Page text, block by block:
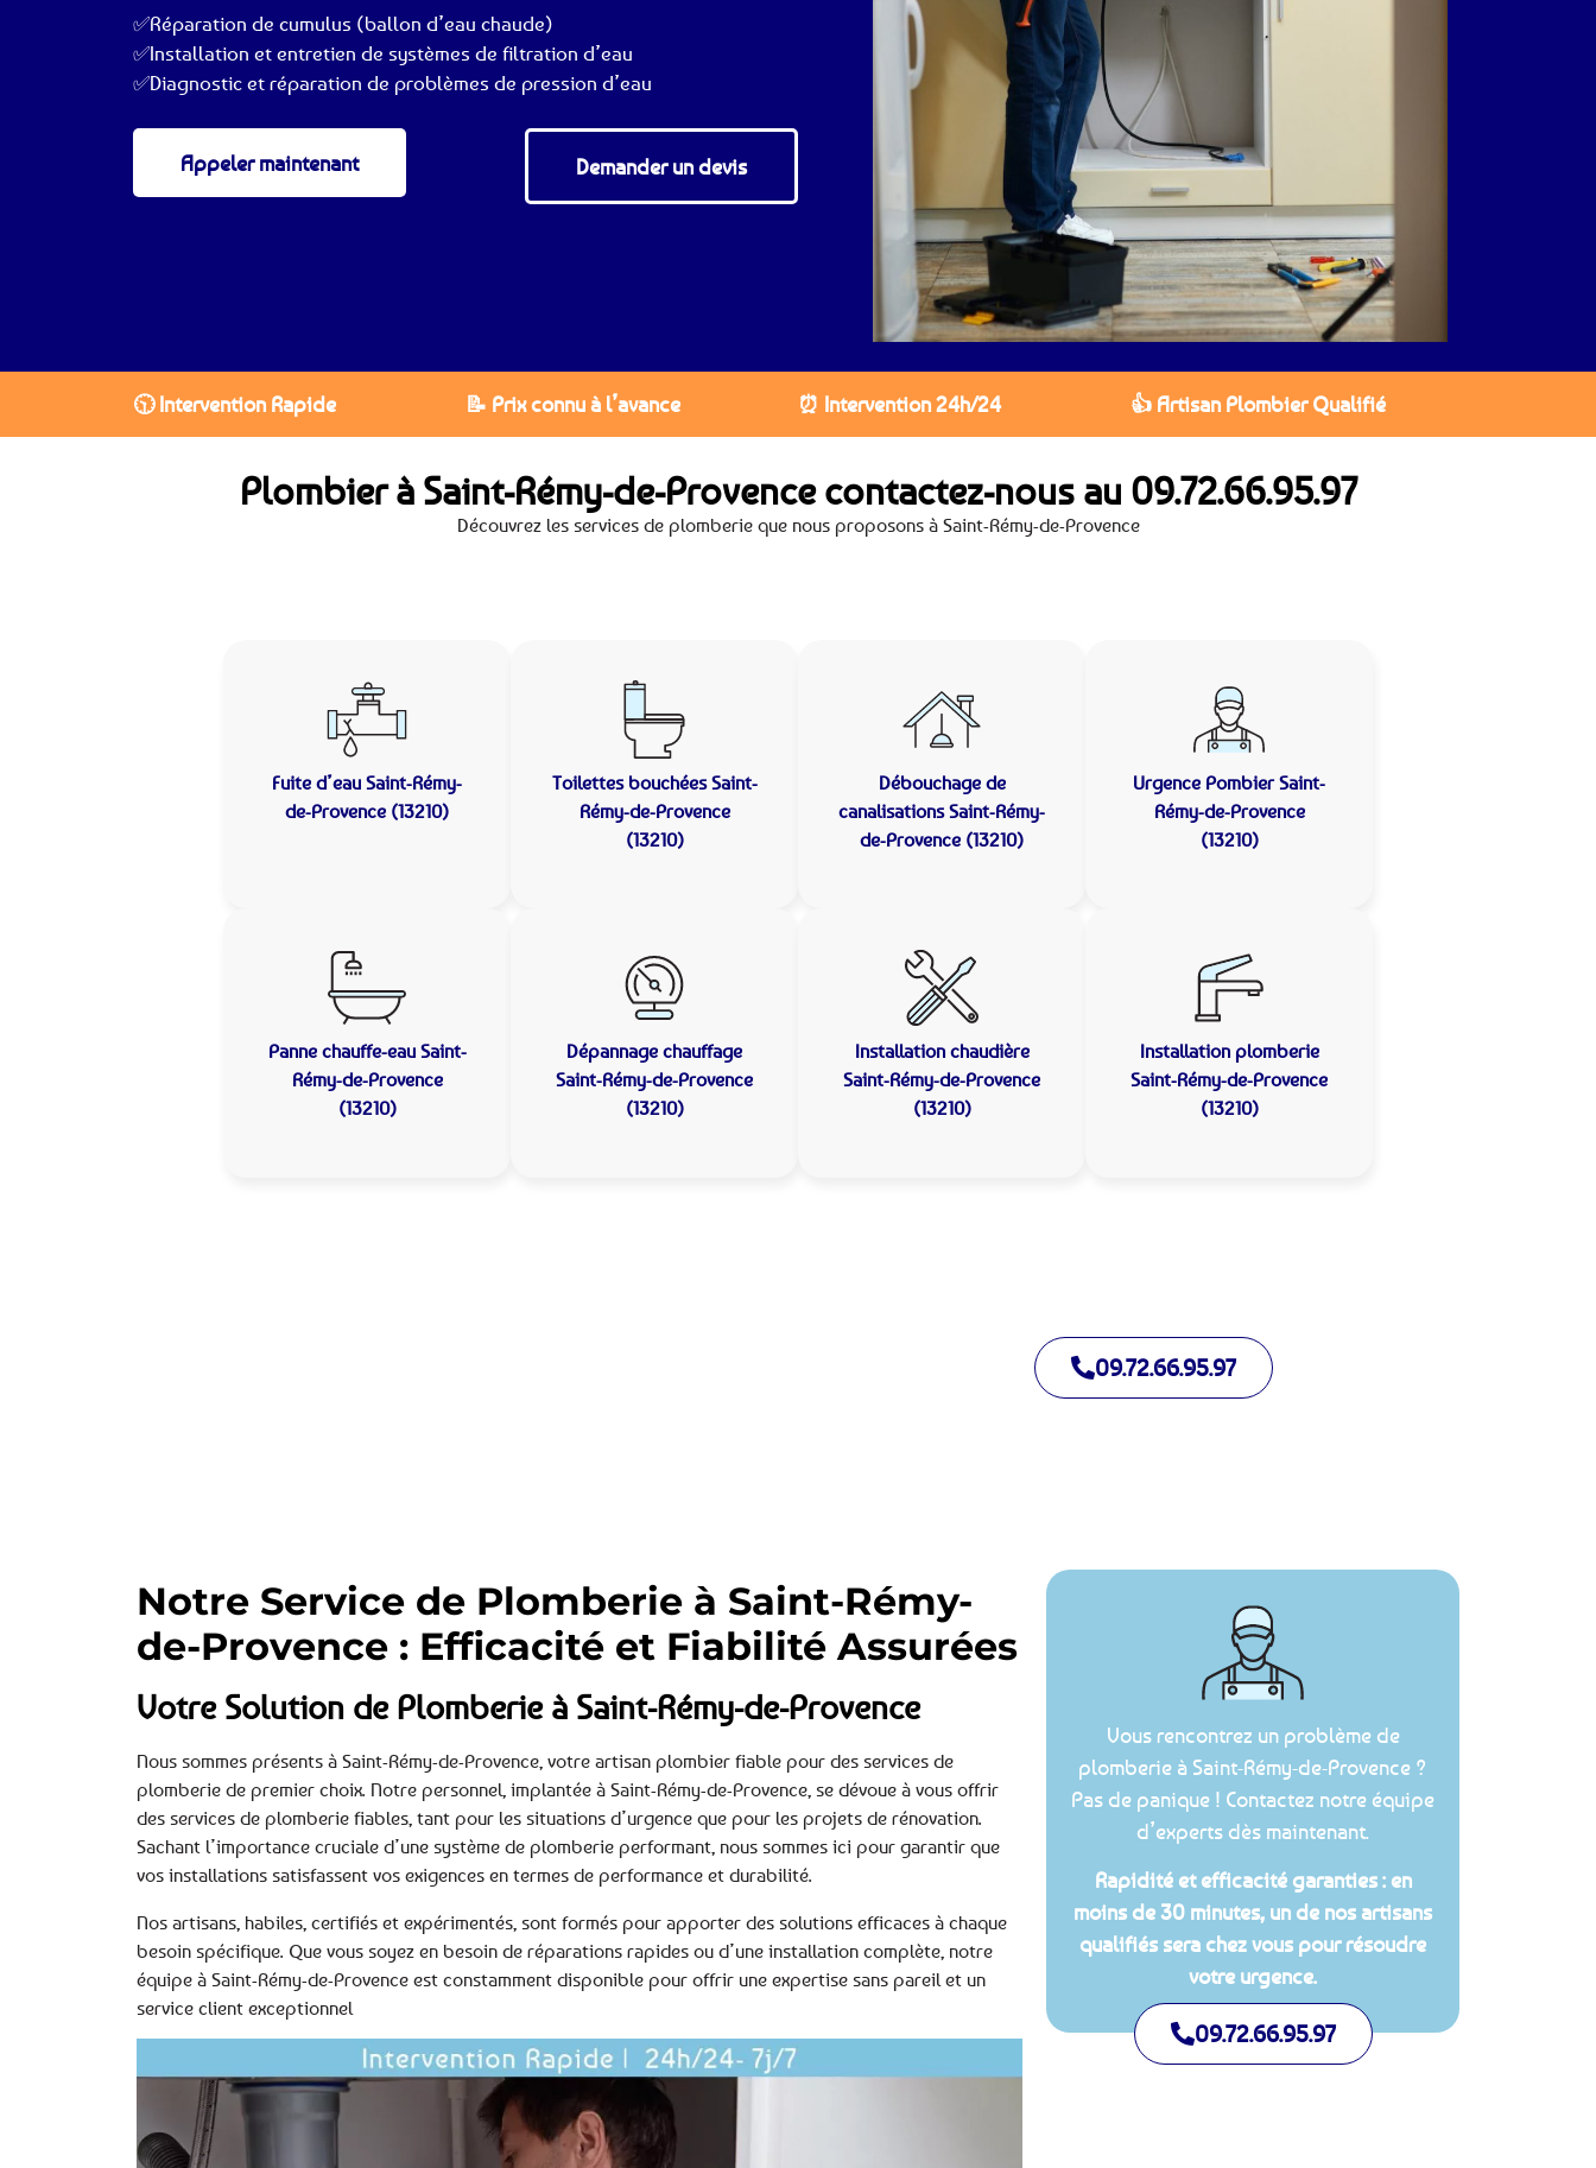
✅Réparation de cumulus (ballon d’eau chaude)
✅Installation et entretien de systèmes de filtration d’eau
✅Diagnostic et réparation de problèmes de pression d’eau
Appeler maintenant Demander un devis
🕥 Intervention Rapide 📝 Prix connu à l’avance ⏰ Intervention 24h/24 👍 Artisan Plombier Qualifié
Plombier à Saint-Rémy-de-Provence contactez-nous au 09.72.66.95.97
Découvrez les services de plomberie que nous proposons à Saint-Rémy-de-Provence
Fuite d’eau Saint-Rémy-
de-Provence (13210)
Toilettes bouchéesSaint-
Rémy-de-Provence
(13210)
Débouchage de
canalisationsSaint-Rémy-
de-Provence (13210)
Urgence PombierSaint-
Rémy-de-Provence
(13210)
Panne chauffe-eau Saint-
Rémy-de-Provence
(13210)
Dépannage chauffage
Saint-Rémy-de-Provence
(13210)
Installation chaudière
Saint-Rémy-de-Provence
(13210)
Installation plomberie
Saint-Rémy-de-Provence
(13210)
09.72.66.95.97
Notre Service de Plomberie à Saint-Rémy-
de-Provence : Efficacité et Fiabilité Assurées
Votre Solution de Plomberie à Saint-Rémy-de-Provence
Nous sommes présents à Saint-Rémy-de-Provence, votre artisan plombier fiable pour des services de
plomberie de premier choix. Notre personnel, implantée à Saint-Rémy-de-Provence, se dévoue à vous offrir
des services de plomberie fiables, tant pour les situations d’urgence que pour les projets de rénovation.
Sachant l’importance cruciale d’une système de plomberie performant, nous sommes ici pour garantir que
vos installations satisfassent vos exigences en termes de performance et durabilité.
Nos artisans, habiles, certifiés et expérimentés, sont formés pour apporter des solutions efficaces à chaque
besoin spécifique. Que vous soyez en besoin de réparations rapides ou d’une installation complète, notre
équipe à Saint-Rémy-de-Provence est constamment disponible pour offrir une expertise sans pareil et un
service client exceptionnel
Vous rencontrez un problème de
plomberie à Saint-Rémy-de-Provence ?
Pas de panique ! Contactez notre équipe
d’experts dès maintenant.
Rapidité et efficacité garanties : en
moins de 30 minutes, un de nos artisans
qualifiés sera chez vous pour résoudre
votre urgence.
09.72.66.95.97